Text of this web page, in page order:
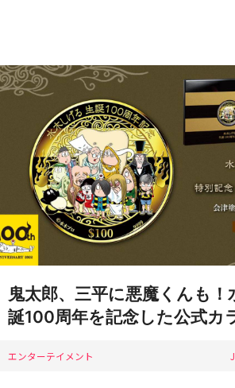
鬼太郎、三平に悪魔くんも
誕100周年を記念した公式カ
エンターテイメント